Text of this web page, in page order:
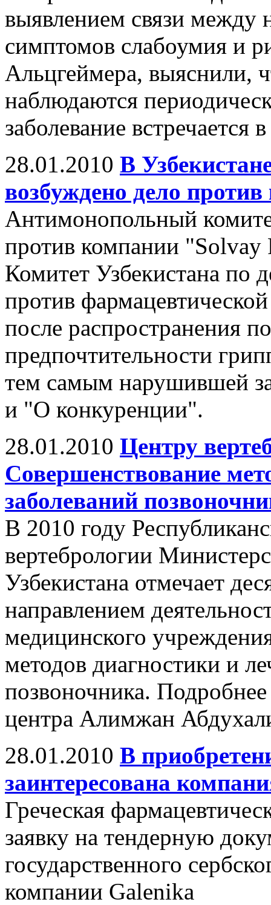
выявлением связи
симптомов слабоумия и
Альцгеймера, выяснили,
наблюдаются
заболевание
28.01.2010 В
возбуждено дело
Антимонопольный
против компании "Solvay
Комитет Узбекистана по
против
после распространения
предпочтительности
тем самым нарушившей
и "О конкуренции".
28.01.2010 Центру
Совершенствование
заболеваний
В 2010 году
вертебрологии
Узбекистана отмечает
направлением
медицинского
методов диагностики и
позвоночника. Подробнее
центра Алимжан
28.01.2010 В
заинтересована
Греческая
заявку на тендерную
государственного
компании Galenika